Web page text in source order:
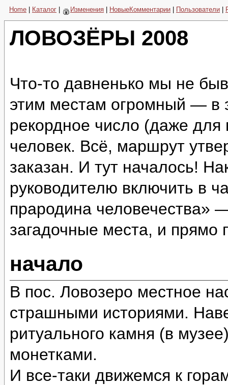
Home Каталог Изменения НовыеКомментарии Пользователи
ЛОВОЗЁРЫ 2008
Что-то давненько мы не
этим местам огромный — в
рекордное число (даже
человек. Всё, маршрут
заказан. И тут началось!
руководителю включить в
прародина человечества»
загадочные места, и
начало
В пос. Ловозеро местное
страшными историями.
ритуального камня (в
монетками.
И все-таки движемся к